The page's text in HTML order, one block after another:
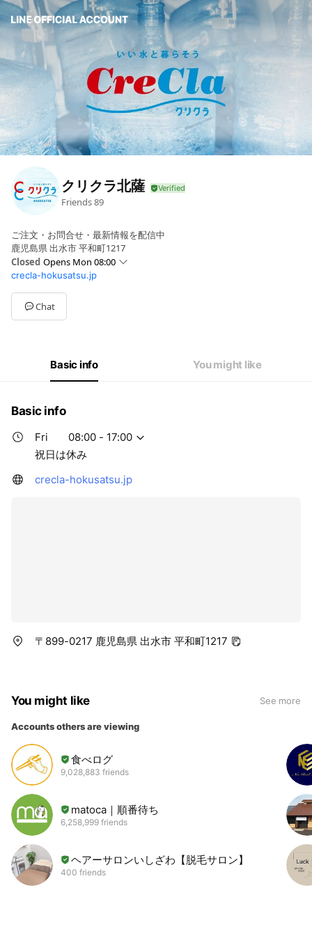
クリクラ北薩
Friends89
ご注文・お問合せ・最新情報を配信中
鹿児島県 出水市 平和町1217
Closed Opens Mon 08:00
SunClosed
Mon08:00 - 17:00
Tue08:00 - 17:00
Wed08:00 - 17:00
祝日は休み
crecla-hokusatsu.jp
Chat
Basic info You might like
Basic info
Fri
08:00 - 17:00
祝日は休み
crecla-hokusatsu.jp
〒899-0217 鹿児島県 出水市 平和町1217
You might like See more
Accounts others are viewing
食べログ
9,028,883 friends
matoca｜順番待ち
6,258,999 friends
ヘアーサロンいしざわ【脱毛サロン】
400 friends